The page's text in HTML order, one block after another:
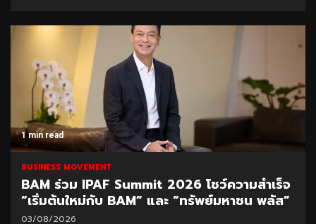
1 min read
BUSINESS MOVEMENT
BAM ร่วม IPAF Summit 2026 โชว์ความสำเร็จ
“เริ่มต้นใหม่กับ BAM” และ “ทรัพย์มหาชน พลัส”
03/08/2026